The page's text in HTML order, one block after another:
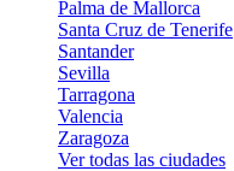
Palma de Mallorca
Santa Cruz de Tenerife
Santander
Sevilla
Tarragona
Valencia
Zaragoza
Ver todas las ciudades